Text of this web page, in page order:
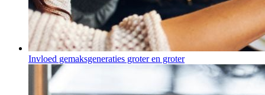
Invloed gemaksgeneraties groter en groter